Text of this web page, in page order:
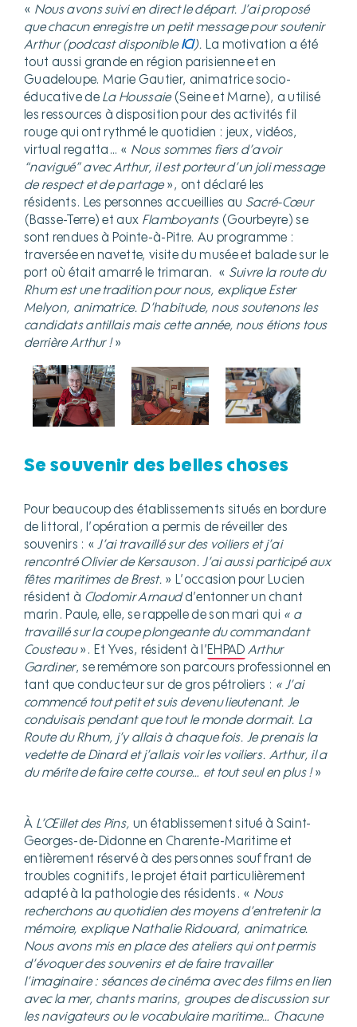
« Nous avons suivi en direct le départ. J’ai proposé
que chacun enregistre un petit message pour soutenir
Arthur (podcast disponibleICI). La motivation a été
tout aussi grande en région parisienne et en
Guadeloupe. Marie Gautier, animatrice socio-
éducative de La Houssaie(Seine et Marne), a utilisé
les ressources à disposition pour des activités fil
rouge qui ont rythmé le quotidien : jeux, vidéos,
virtual regatta… « Nous sommes fiers d’avoir
“navigué” avec Arthur, il est porteur d’un joli message
de respect et de partage», ont déclaré les
résidents. Les personnes accueillies au Sacré-Cœur
(Basse-Terre) et aux Flamboyants(Gourbeyre) se
sont rendues à Pointe-à-Pitre. Au programme :
traversée en navette, visite du musée et balade sur le
port où était amarré le trimaran. « Suivre la route du
Rhum est une tradition pour nous, explique Ester
Melyon, animatrice. D’habitude, nous soutenons les
candidats antillais mais cette année, nous étions tous
derrière Arthur !»
Se souvenir des belles choses
Pour beaucoup des établissements situés en bordure
de littoral, l’opération a permis de réveiller des
souvenirs : «J’ai travaillé sur des voiliers et j’ai
rencontré Olivier de Kersauson. J’ai aussi participé aux
fêtes maritimes de Brest. » L’occasion pour Lucien
résident à Clodomir Arnaudd’entonner un chant
marin. Paule, elle, se rappelle de son mari qui « a
travaillé sur la coupe plongeante du commandant
Cousteau». Et Yves, résident à l’EHPAD Arthur
Gardiner, se remémore son parcours professionnel en
tant que conducteur sur de gros pétroliers : « J’ai
commencé tout petit et suis devenu lieutenant. Je
conduisais pendant que tout le monde dormait. La
Route du Rhum, j’y allais à chaque fois. Je prenais la
vedette de Dinard et j’allais voir les voiliers. Arthur, il a
du mérite de faire cette course… et tout seul en plus !»
À L’Œillet des Pins, un établissement situé à Saint-
Georges-de-Didonne en Charente-Maritime et
entièrement réservé à des personnes souffrant de
troubles cognitifs, le projet était particulièrement
adapté à la pathologie des résidents. « Nous
recherchons au quotidien des moyens d’entretenir la
mémoire, explique Nathalie Ridouard, animatrice.
Nous avons mis en place des ateliers qui ont permis
d’évoquer des souvenirs et de faire travailler
l’imaginaire : séances de cinéma avec des films en lien
avec la mer, chants marins, groupes de discussion sur
les navigateurs ou le vocabulaire maritime… Chacune